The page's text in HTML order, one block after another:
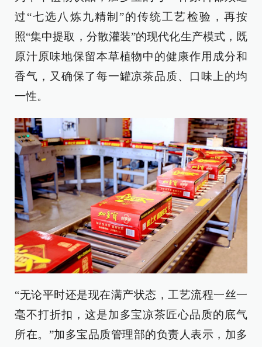
过“七选八炼九精制”的传统工艺检验，再按
照“集中提取，分散灌装”的现代化生产模式，既
原汁原味地保留本草植物中的健康作用成分和
香气，又确保了每一罐凉茶品质、口味上的均
一性。
“无论平时还是现在满产状态，工艺流程一丝一
毫不打折扣，这是加多宝凉茶匠心品质的底气
所在。”加多宝品质管理部的负责人表示，加多